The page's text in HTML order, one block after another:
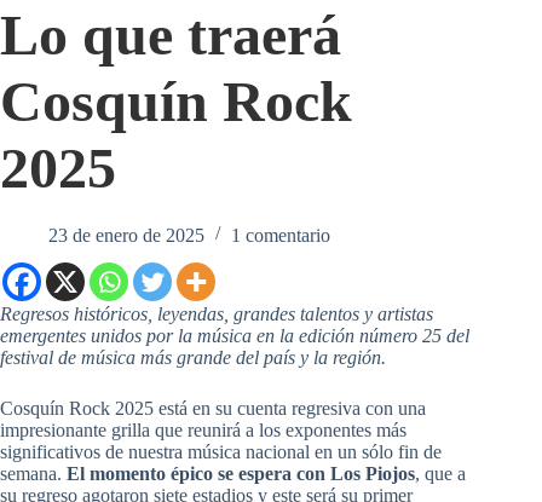
Lo que traerá
Cosquín Rock
2025
23 de enero de 2025 1 comentario
Regresos históricos, leyendas, grandes talentos y artistas
emergentes unidos por la música en la edición número 25 del
festival de música más grande del país y la región.
Cosquín Rock 2025 está en su cuenta regresiva con una
impresionante grilla que reunirá a los exponentes más
significativos de nuestra música nacional en un sólo fin de
semana. El momento épico se espera con Los Piojos, que a
su regreso agotaron siete estadios y este será su primer